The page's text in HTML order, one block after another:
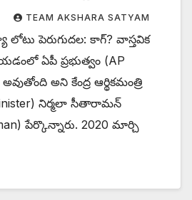
TEAM AKSHARA SATYAM
లోటు పెరుగుదల: కాగ్? వాస్తవిక
ఏపీ ప్రభుత్వం (AP
అని కేంద్ర ఆర్థికమంత్రి
నిర్మలా సీతారామన్‌
పేర్కొన్నారు. 2020 మార్చి